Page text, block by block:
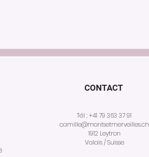
CONTACT
Tél :+41 79 363 3791
camille@montsetmerveilles.ch
1912 Leytron
Valais / Suisse